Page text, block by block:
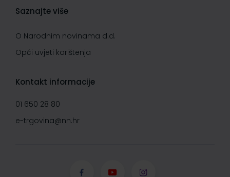
Saznajte više
O Narodnim novinama d.d.
Opći uvjeti korištenja
Kontakt informacije
01 650 28 80
e-trgovina@nn.hr